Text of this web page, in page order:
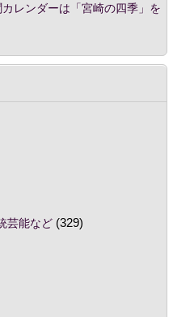
レンダーは「宮崎の四季」を
芸能など(329)